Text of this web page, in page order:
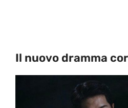
Il nuovo dramma